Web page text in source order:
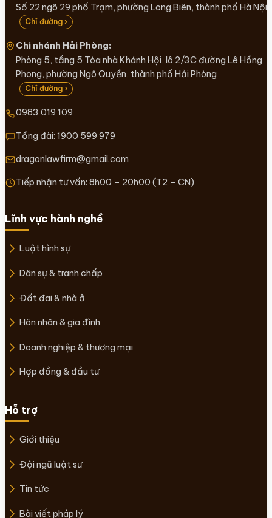
Số 22 ngõ 29 phố Trạm, phường Long Biên, thành phố Hà Nội
Chỉ đường ›
Chi nhánh Hải Phòng:
Phòng 5, tầng 5 Tòa nhà Khánh Hội, lô 2/3C đường Lê Hồng
Phong, phường Ngô Quyền, thành phố Hải Phòng
Chỉ đường ›
0983 019 109
Tổng đài: 1900 599 979
dragonlawfirm@gmail.com
Tiếp nhận tư vấn: 8h00 – 20h00 (T2 – CN)
Lĩnh vực hành nghề
Luật hình sự
Dân sự & tranh chấp
Đất đai & nhà ở
Hôn nhân & gia đình
Doanh nghiệp & thương mại
Hợp đồng & đầu tư
Hỗ trợ
Giới thiệu
Đội ngũ luật sư
Tin tức
Bài viết pháp lý